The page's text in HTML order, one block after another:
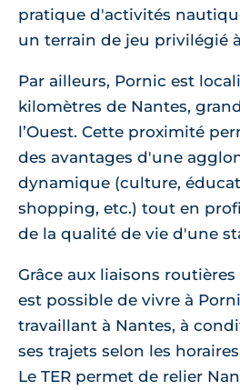
pratique d'activités
un terrain de jeu privilégié
Par ailleurs, Pornic est
kilomètres de Nantes,
l’Ouest. Cette proximité
des avantages d'une
dynamique (culture,
shopping, etc.) tout en
de la qualité de vie d'une
Grâce aux liaisons
est possible de vivre à
travaillant à Nantes, à
ses trajets selon les
Le TER permet de relier